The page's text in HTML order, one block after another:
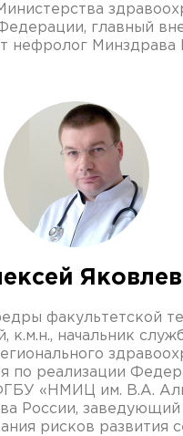
главный
нефролог Минздрава
Яковлев
факультетской
к.м.н., начальник
по реализации
«НМИЦ им. В.А.
России,
рисков развития